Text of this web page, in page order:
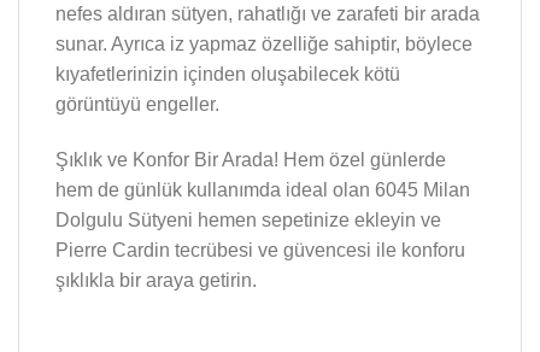
nefes aldıran sütyen, rahatlığı ve zarafeti bir arada
sunar. Ayrıca iz yapmaz özelliğe sahiptir, böylece
kıyafetlerinizin içinden oluşabilecek kötü
görüntüyü engeller.
Şıklık ve Konfor Bir Arada! Hem özel günlerde
hem de günlük kullanımda ideal olan 6045 Milan
Dolgulu Sütyeni hemen sepetinize ekleyin ve
Pierre Cardin tecrübesi ve güvencesi ile konforu
şıklıkla bir araya getirin.